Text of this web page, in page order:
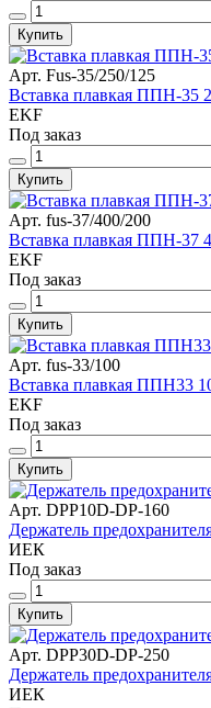
Купить
Арт. Fus-35/250/125
Вставка плавкая ППН-35
EKF
Под заказ
Купить
Арт. fus-37/400/200
Вставка плавкая ППН-37
EKF
Под заказ
Купить
Арт. fus-33/100
Вставка плавкая ППН33
EKF
Под заказ
Купить
Арт. DPP10D-DP-160
Держатель
ИЕК
Под заказ
Купить
Арт. DPP30D-DP-250
Держатель
ИЕК